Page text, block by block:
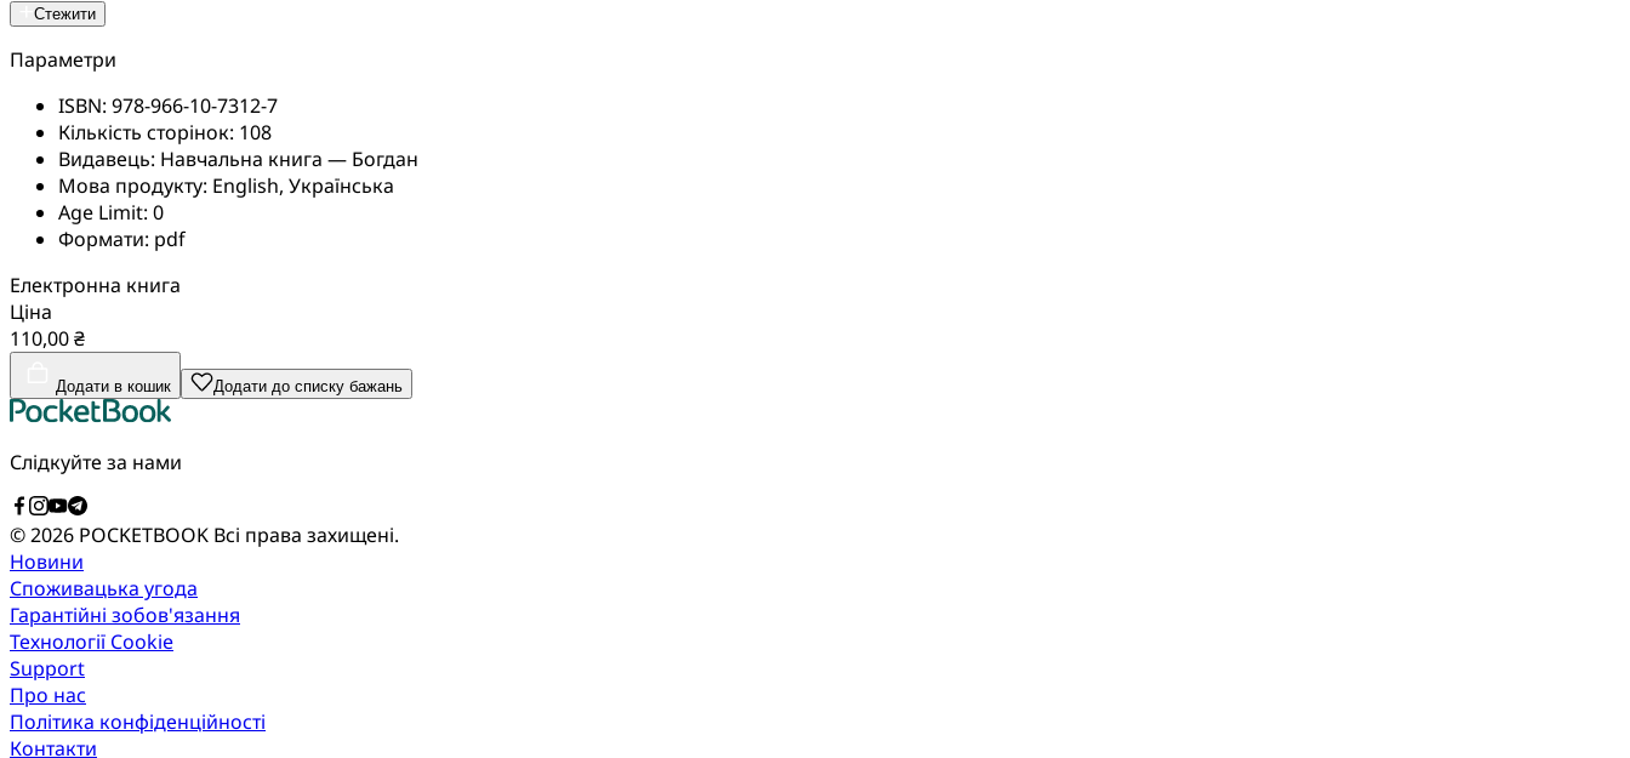
Стежити
Параметри
ISBN: 978-966-10-7312-7
Кількість сторінок: 108
Видавець: Навчальна книга — Богдан
Мова продукту: English, Українська
Age Limit: 0
Формати: pdf
Електронна книга
Ціна
110,00 ₴
Додати в кошик Додати до списку бажань
Слідкуйте за нами
© 2026 POCKETBOOK Всі права захищені.
Новини
Споживацька угода
Гарантійні зобов'язання
Технології Cookie
Support
Про нас
Політика конфіденційності
Контакти